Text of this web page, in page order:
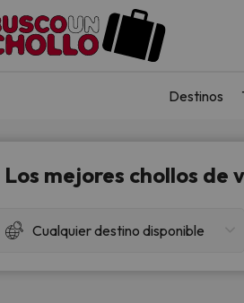
Destinos
Los mejores chollos
Cualquier destino disponible